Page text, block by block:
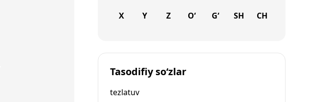
X Y Z O‘ G‘ SH CH
Tasodifiy so‘zlar
tezlatuv